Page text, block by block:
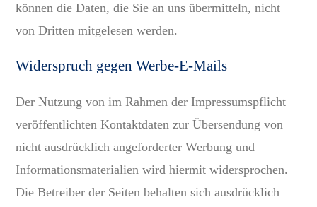
können die Daten, die Sie an uns übermitteln, nicht
von Dritten mitgelesen werden.
Widerspruch gegen Werbe-E-Mails
Der Nutzung von im Rahmen der Impressumspflicht
veröffentlichten Kontaktdaten zur Übersendung von
nicht ausdrücklich angeforderter Werbung und
Informationsmaterialien wird hiermit widersprochen.
Die Betreiber der Seiten behalten sich ausdrücklich